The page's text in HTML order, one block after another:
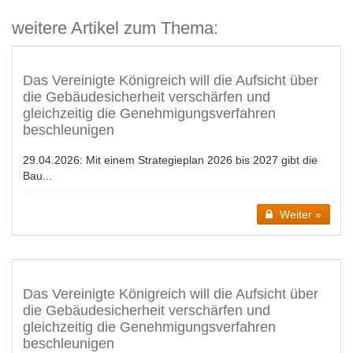
weitere Artikel zum Thema:
Das Vereinigte Königreich will die Aufsicht über
die Gebäudesicherheit verschärfen und
gleichzeitig die Genehmigungsverfahren
beschleunigen
29.04.2026: Mit einem Strategieplan 2026 bis 2027 gibt die
Bau...
Weiter »
Das Vereinigte Königreich will die Aufsicht über
die Gebäudesicherheit verschärfen und
gleichzeitig die Genehmigungsverfahren
beschleunigen